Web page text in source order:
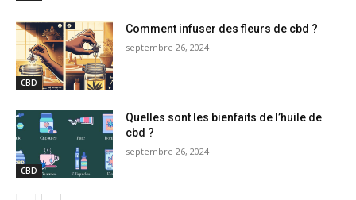
CBD
Comment infuser des fleurs de cbd ?
septembre 26, 2024
CBD
Quelles sont les bienfaits de l’huile de
cbd ?
septembre 26, 2024